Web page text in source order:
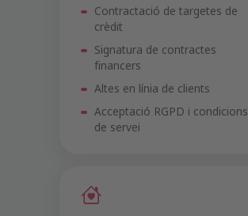
Contractació de targetes de
crèdit
Signatura de contractes
financers
Altes en línia de clients
Acceptació RGPD i condicions
de servei